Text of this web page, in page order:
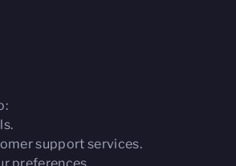
support services.